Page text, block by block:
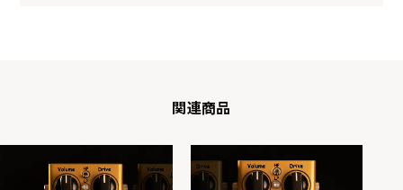
関連商品